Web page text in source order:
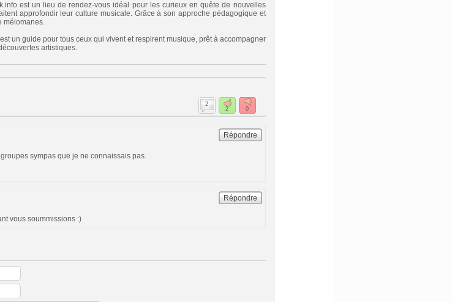
est un lieu de rendez-vous idéal pour les curieux en quête de nouvelles
approfondir leur culture musicale. Grâce à son approche pédagogique et
mélomanes.
un guide pour tous ceux qui vivent et respirent musique, prêt à accompagner
artistiques.
2
2
0
sympas que je ne connaissais pas.
vous soummissions :)